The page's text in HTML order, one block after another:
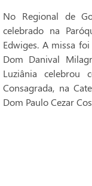
No Regional de
celebrado na
Edwiges. A missa
Dom Danival
Luziânia celebrou
Consagrada, na
Dom Paulo Cezar